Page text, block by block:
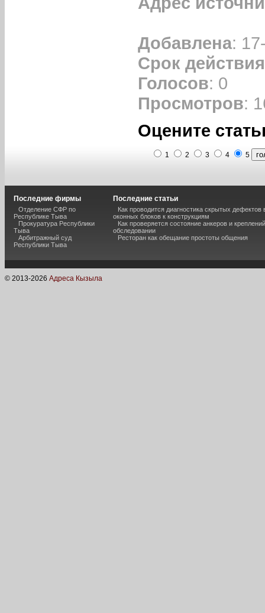
Добавлена:
Срок действия
Голосов: 0
Просмотров:
Оцените
1 2 3 4 5
Последние фирмы
Отделение СФР по
Республике Тыва
Прокуратура Республики
Тыва
Арбитражный суд
Республики Тыва
Последние статьи
Как проводится диагностика скрытых
оконных блоков к конструкциям
Как проверяется состояние анкеров и
обследовании
Ресторан как обещание простоты общения
© 2013-2026 Адреса Кызыла